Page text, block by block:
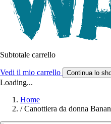
Subtotale carrello
Vedi il mio carrello Continua lo
Loading...
Home
/ Canottiera da donna